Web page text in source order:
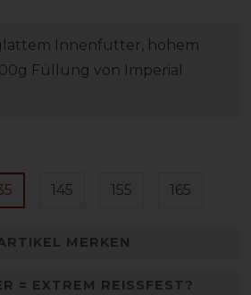
Innenfutter, hohem
Füllung von Imperial
145 155 165
MERKEN
= EXTREM REISSFEST?